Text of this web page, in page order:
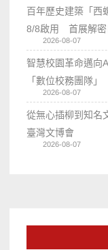
百年歷史建築「西
8/8啟用 首展解密
2026-08-07
智慧校園革命邁
「數位校務團隊」
2026-08-07
從無心插柳到知名
臺灣文博會
2026-08-07